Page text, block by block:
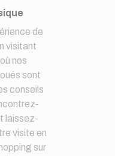
de
visitant
nos
sont
conseils
laissez-
visite en
sur